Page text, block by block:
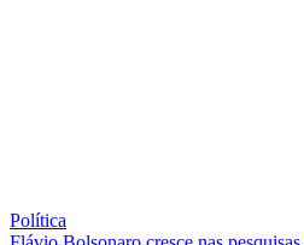
Política